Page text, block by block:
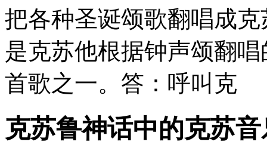
把各种圣诞颂歌翻唱成
是克苏他根据钟声颂翻
首歌之一。答：呼叫克
克苏鲁神话中的克苏